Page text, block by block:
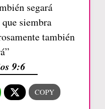
segará
siembra
también
9:6